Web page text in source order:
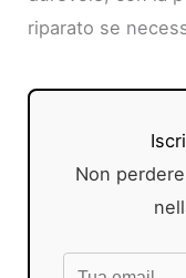
riparato se
Non